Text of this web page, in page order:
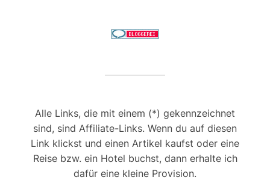
Alle Links, die mit einem (*) gekennzeichnet
sind, sind Affiliate-Links. Wenn du auf diesen
Link klickst und einen Artikel kaufst oder eine
Reise bzw. ein Hotel buchst, dann erhalte ich
dafür eine kleine Provision.